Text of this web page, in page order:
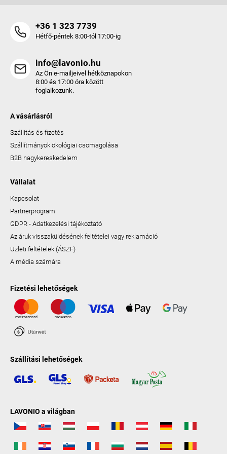
+36 1 323 7739
Hétfő-péntek 8:00-tól 17:00-ig
info@lavonio.hu
Az Ön e-mailjeivel hétköznapokon
8:00 és 17:00 óra között
foglalkozunk.
A vásárlásról
Szállítás és fizetés
Szállítmányok ökológiai csomagolása
B2B nagykereskedelem
Vállalat
Kapcsolat
Partnerprogram
GDPR - Adatkezelési tájékoztató
Az áruk visszaküldésének feltételei vagy reklamáció
Üzleti feltételek (ÁSZF)
A média számára
Fizetési lehetőségek
Szállítási lehetőségek
LAVONIO a világban